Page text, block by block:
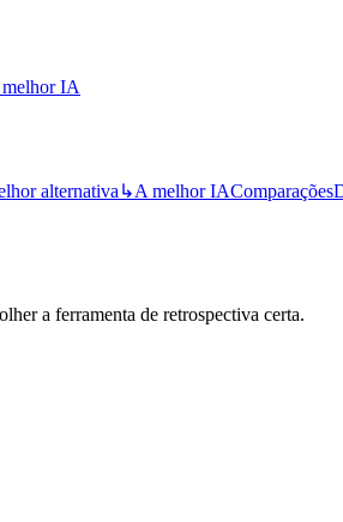
IA
alternativa ↳A melhor IAComparações
a ferramenta de retrospectiva certa.